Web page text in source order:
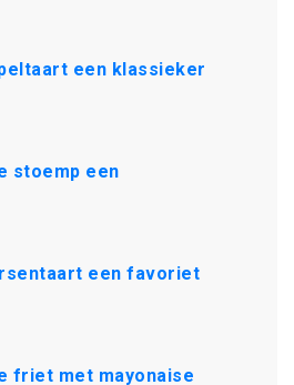
een klassieker
stoemp een
een favoriet
friet met mayonaise